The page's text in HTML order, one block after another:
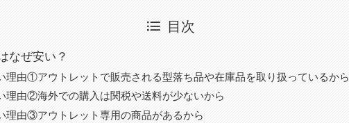
目次
なぜ安い？
理由①アウトレットで販売される型落ち品や在庫品を取り扱っているから
理由②海外での購入は関税や送料が少ないから
理由③アウトレット専用の商品があるから